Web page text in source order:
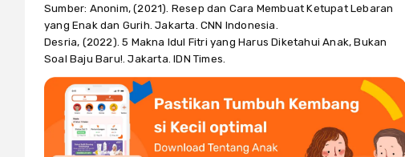
Sumber: Anonim, (2021). Resep dan Cara Membuat Ketupat Lebaran
yang Enak dan Gurih. Jakarta. CNN Indonesia.
Desria, (2022).5 Makna Idul Fitri yang Harus Diketahui Anak, Bukan
Soal Baju Baru!. Jakarta. IDN Times.